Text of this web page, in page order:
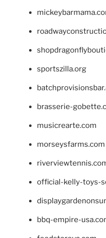
sportszilla.org
brasserie-
musicrearte.com
morseysfarms.com
official-kelly-toys-
bbq-empire-